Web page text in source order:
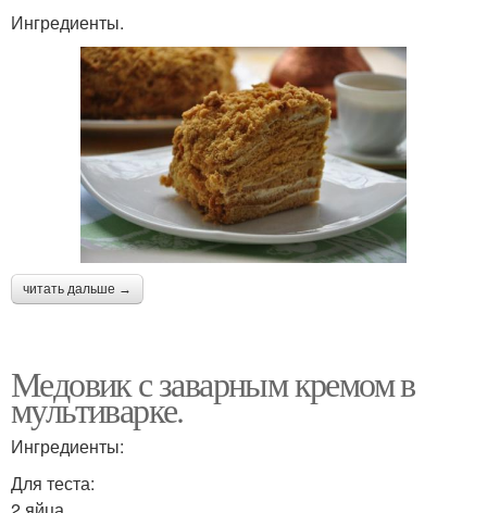
Ингредиенты.
читать дальше →
Медовик с заварным кремом в
мультиварке.
Ингредиенты:
Для теста: